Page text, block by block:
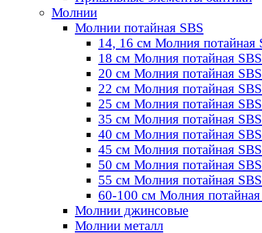
Молнии
Молнии потайная SBS
14, 16 см Молния потайная
18 см Молния потайная SBS
20 см Молния потайная SBS
22 см Молния потайная SBS
25 см Молния потайная SBS
35 см Молния потайная SBS
40 см Молния потайная SBS
45 см Молния потайная SBS
50 см Молния потайная SBS
55 см Молния потайная SBS
60-100 см Молния
Молнии джинсовые
Молнии металл